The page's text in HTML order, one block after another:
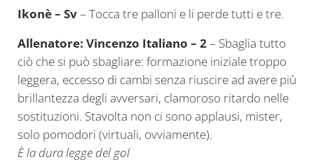
Ikonè – Sv– Tocca tre palloni e li perde tutti e tre.
Allenatore: Vincenzo Italiano – 2– Sbaglia tutto
ciò che si può sbagliare: formazione iniziale troppo
leggera, eccesso di cambi senza riuscire ad avere più
brillantezza degli avversari, clamoroso ritardo nelle
sostituzioni. Stavolta non ci sono applausi, mister,
solo pomodori (virtuali, ovviamente).
È la dura legge del gol